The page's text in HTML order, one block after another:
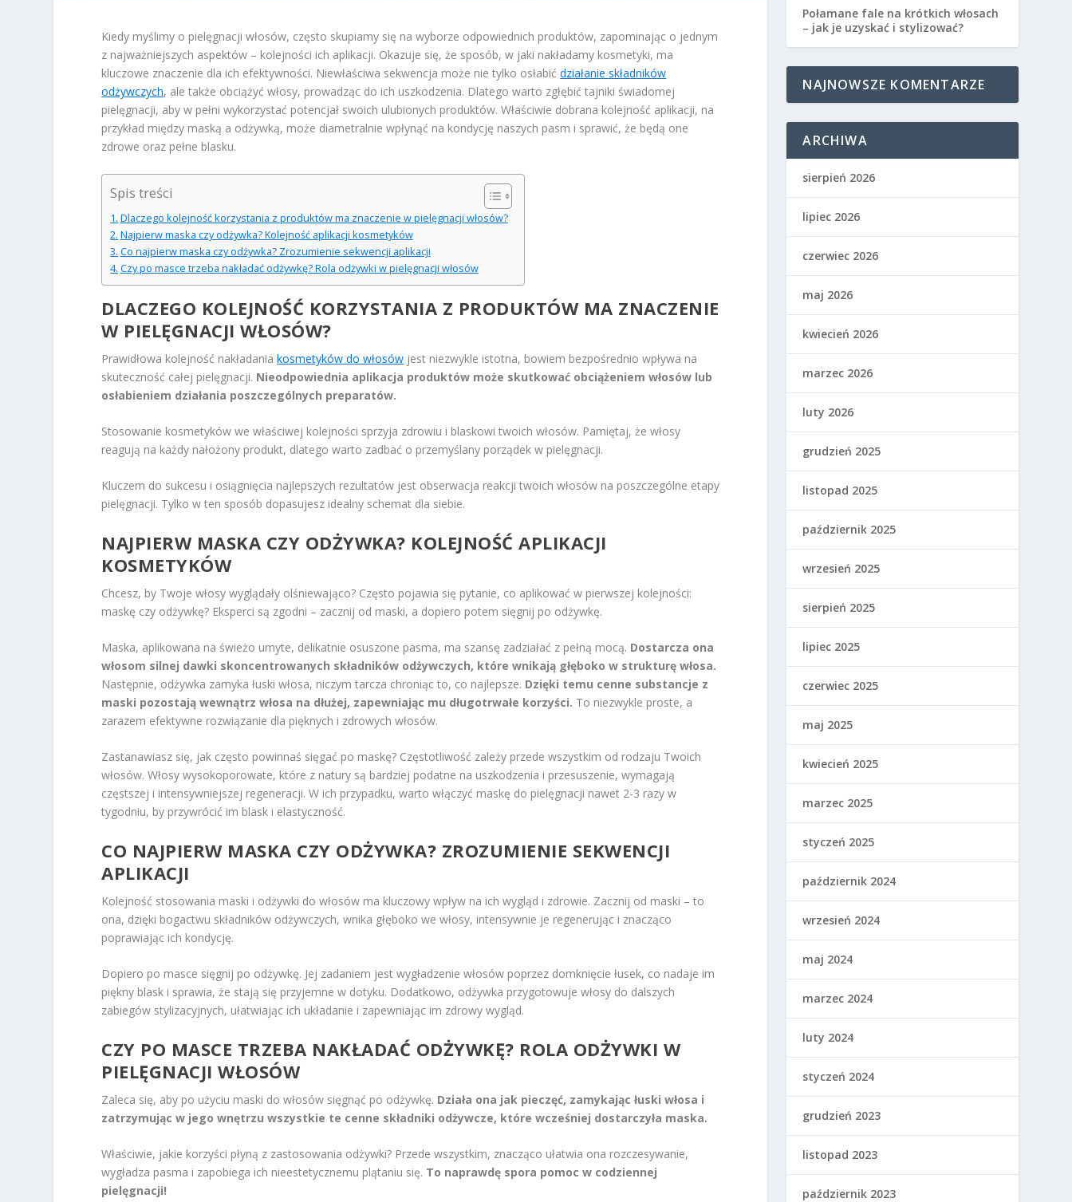
Kiedy myślimy o pielęgnacji włosów, często skupiamy się na wyborze odpowiednich produktów, zapominając o jednym
z najważniejszych aspektów – kolejności ich aplikacji. Okazuje się, że sposób, w jaki nakładamy kosmetyki, ma
kluczowe znaczenie dla ich efektywności. Niewłaściwa sekwencja może nie tylko osłabićdziałanie składników
odżywczych, ale także obciążyć włosy, prowadząc do ich uszkodzenia. Dlatego warto zgłębić tajniki świadomej
pielęgnacji, aby w pełni wykorzystać potencjał swoich ulubionych produktów. Właściwie dobrana kolejność aplikacji, na
przykład między maską a odżywką, może diametralnie wpłynąć na kondycję naszych pasm i sprawić, że będą one
zdrowe oraz pełne blasku.
Spis treści
Dlaczego kolejność korzystania z produktów ma znaczenie w pielęgnacji włosów?
Najpierw maska czy odżywka? Kolejność aplikacji kosmetyków
Co najpierw maska czy odżywka? Zrozumienie sekwencji aplikacji
Czy po masce trzeba nakładać odżywkę? Rola odżywki w pielęgnacji włosów
DLACZEGO KOLEJNOŚĆ KORZYSTANIA Z PRODUKTÓW MA ZNACZENIE
W PIELĘGNACJI WŁOSÓW?
Prawidłowa kolejność nakładaniakosmetyków do włosów jest niezwykle istotna, bowiem bezpośrednio wpływa na
skuteczność całej pielęgnacji. Nieodpowiednia aplikacja produktów może skutkować obciążeniem włosów lub
osłabieniem działania poszczególnych preparatów.
Stosowanie kosmetyków we właściwej kolejności sprzyja zdrowiu i blaskowi twoich włosów. Pamiętaj, że włosy
reagują na każdy nałożony produkt, dlatego warto zadbać o przemyślany porządek w pielęgnacji.
Kluczem do sukcesu i osiągnięcia najlepszych rezultatów jest obserwacja reakcji twoich włosów na poszczególne etapy
pielęgnacji. Tylko w ten sposób dopasujesz idealny schemat dla siebie.
NAJPIERW MASKA CZY ODŻYWKA? KOLEJNOŚĆ APLIKACJI
KOSMETYKÓW
Chcesz, by Twoje włosy wyglądały olśniewająco? Często pojawia się pytanie, co aplikować w pierwszej kolejności:
maskę czy odżywkę? Eksperci są zgodni – zacznij od maski, a dopiero potem sięgnij po odżywkę.
Maska, aplikowana na świeżo umyte, delikatnie osuszone pasma, ma szansę zadziałać z pełną mocą. Dostarcza ona
włosom silnej dawki skoncentrowanych składników odżywczych, które wnikają głęboko w strukturę włosa.
Następnie, odżywka zamyka łuski włosa, niczym tarcza chroniąc to, co najlepsze. Dzięki temu cenne substancje z
maski pozostają wewnątrz włosa na dłużej, zapewniając mu długotrwałe korzyści. To niezwykle proste, a
zarazem efektywne rozwiązanie dla pięknych i zdrowych włosów.
Zastanawiasz się, jak często powinnaś sięgać po maskę? Częstotliwość zależy przede wszystkim od rodzaju Twoich
włosów. Włosy wysokoporowate, które z natury są bardziej podatne na uszkodzenia i przesuszenie, wymagają
częstszej i intensywniejszej regeneracji. W ich przypadku, warto włączyć maskę do pielęgnacji nawet 2-3 razy w
tygodniu, by przywrócić im blask i elastyczność.
CO NAJPIERW MASKA CZY ODŻYWKA? ZROZUMIENIE SEKWENCJI
APLIKACJI
Kolejność stosowania maski i odżywki do włosów ma kluczowy wpływ na ich wygląd i zdrowie. Zacznij od maski – to
ona, dzięki bogactwu składników odżywczych, wnika głęboko we włosy, intensywnie je regenerując i znacząco
poprawiając ich kondycję.
Dopiero po masce sięgnij po odżywkę. Jej zadaniem jest wygładzenie włosów poprzez domknięcie łusek, co nadaje im
piękny blask i sprawia, że stają się przyjemne w dotyku. Dodatkowo, odżywka przygotowuje włosy do dalszych
zabiegów stylizacyjnych, ułatwiając ich układanie i zapewniając im zdrowy wygląd.
CZY PO MASCE TRZEBA NAKŁADAĆ ODŻYWKĘ? ROLA ODŻYWKI W
PIELĘGNACJI WŁOSÓW
Zaleca się, aby po użyciu maski do włosów sięgnąć po odżywkę. Działa ona jak pieczęć, zamykając łuski włosa i
zatrzymując w jego wnętrzu wszystkie te cenne składniki odżywcze, które wcześniej dostarczyła maska.
Właściwie, jakie korzyści płyną z zastosowania odżywki? Przede wszystkim, znacząco ułatwia ona rozczesywanie,
wygładza pasma i zapobiega ich nieestetycznemu plątaniu się. To naprawdę spora pomoc w codziennej
pielęgnacji!
Połamane fale na krótkich włosach
– jak je uzyskać i stylizować?
NAJNOWSZE KOMENTARZE
ARCHIWA
sierpień 2026
lipiec 2026
czerwiec 2026
maj 2026
kwiecień 2026
marzec 2026
luty 2026
grudzień 2025
listopad 2025
październik 2025
wrzesień 2025
sierpień 2025
lipiec 2025
czerwiec 2025
maj 2025
kwiecień 2025
marzec 2025
styczeń 2025
październik 2024
wrzesień 2024
maj 2024
marzec 2024
luty 2024
styczeń 2024
grudzień 2023
listopad 2023
październik 2023